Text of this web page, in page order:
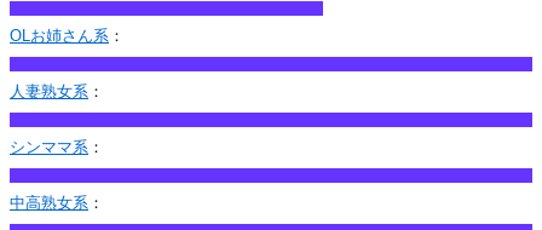
OLお姉さん系 ：
人妻熟女系 ：
シンママ系 ：
中高熟女系 ：